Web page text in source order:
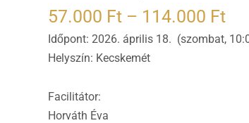
57.000 Ft – 114.000 Ft
Időpont: 2026. április 18. (szombat,
Helyszín: Kecskemét
Facilitátor:
Horváth Éva
Évával